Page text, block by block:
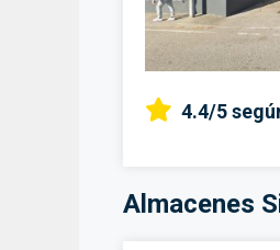
4.4/5
Almacenes